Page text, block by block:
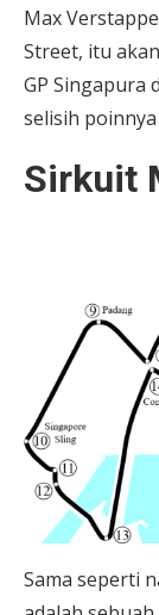
Max
Street, itu
GP Singapura
selisih
Sirkuit
Sama seperti